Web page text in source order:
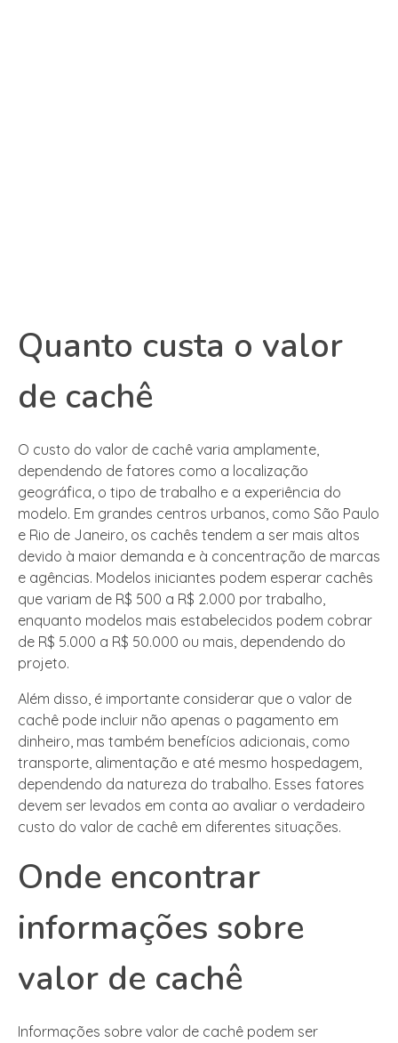
Quanto custa o valor
de cachê
O custo do valor de cachê varia amplamente,
dependendo de fatores como a localização
geográfica, o tipo de trabalho e a experiência do
modelo. Em grandes centros urbanos, como São Paulo
e Rio de Janeiro, os cachês tendem a ser mais altos
devido à maior demanda e à concentração de marcas
e agências. Modelos iniciantes podem esperar cachês
que variam de R$ 500 a R$ 2.000 por trabalho,
enquanto modelos mais estabelecidos podem cobrar
de R$ 5.000 a R$ 50.000 ou mais, dependendo do
projeto.
Além disso, é importante considerar que o valor de
cachê pode incluir não apenas o pagamento em
dinheiro, mas também benefícios adicionais, como
transporte, alimentação e até mesmo hospedagem,
dependendo da natureza do trabalho. Esses fatores
devem ser levados em conta ao avaliar o verdadeiro
custo do valor de cachê em diferentes situações.
Onde encontrar
informações sobre
valor de cachê
Informações sobre valor de cachê podem ser